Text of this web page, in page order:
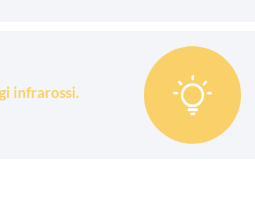

infrarossi.